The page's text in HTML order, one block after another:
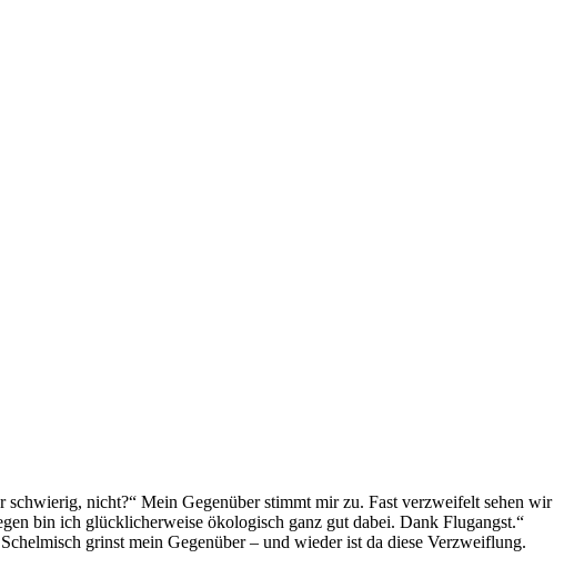
schwierig, nicht?“ Mein Gegenüber stimmt mir zu. Fast verzweifelt sehen wir
bin ich glücklicherweise ökologisch ganz gut dabei. Dank Flugangst.“
grinst mein Gegenüber – und wieder ist da diese Verzweiflung.